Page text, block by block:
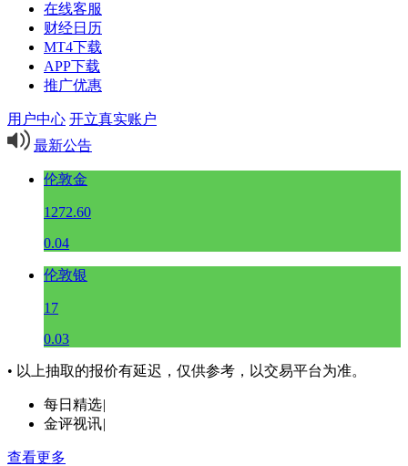
在线客服
财经日历
MT4下载
APP下载
推广优惠
用户中心 开立真实账户
最新公告
伦敦金
1272.60
0.04
伦敦银
17
0.03
• 以上抽取的报价有延迟，仅供参考，以交易平台为准。
每日精选|
金评视讯|
查看更多